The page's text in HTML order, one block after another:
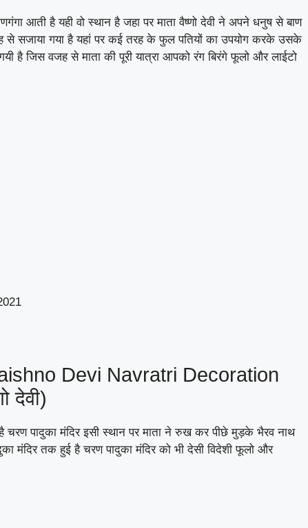
आती है यही वो स्थान है जहा पर माता वैष्णो देवी ने अपने धनुष से बाण
से सजाया गया है यहां पर कई तरह के फुल पतियों का उपयोग करके उसके
है जिस वजह से माता की पूरी यात्रा आपको रंग बिरंगे फूलो और लाईटो
Devi Navratri Decoration
देवी)
पादुका मंदिर इसी स्थान पर माता ने रुख कर पीछे मुड़के भैरव नाथ
मंदिर तक हुई है चरण पादुका मंदिर को भी देसी विदेशी फूलो और